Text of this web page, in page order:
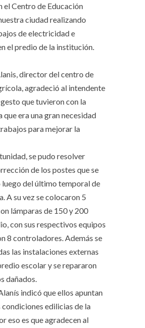
el Centro de Educación
ciudad realizando
de electricidad e
el predio de la institución.
director del centro de
agradeció al intendente
que tuvieron con la
que era una gran necesidad
para mejorar la
se pudo resolver
de los postes que se
luego del último temporal de
A su vez se colocaron 5
lámparas de 150 y 200
con sus respectivos equipos
8 controladores. Además se
las instalaciones externas
escolar y se repararon
dañados.
indicó que ellos apuntan
condiciones edilicias de la
eso es que agradecen al